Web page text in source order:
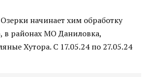
начинает хим обработку
в районах МО Даниловка,
Хутора. С 17.05.24 по 27.05.24